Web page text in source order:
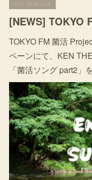
2022.06.09 11:58
TOKYO FM 菌活
ペーンにて、KEN
「菌活ソング part2